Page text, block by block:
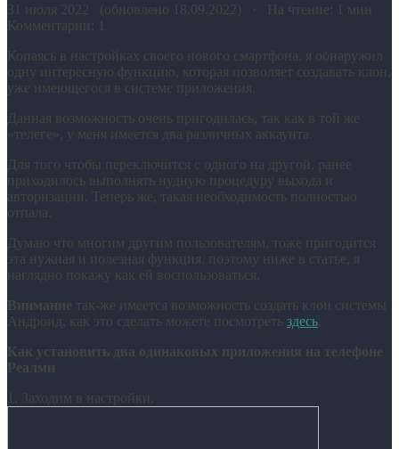
31 июля 2022 (обновлено 18.09.2022) · На чтение: 1 мин
Комментарии: 1
Копаясь в настройках своего нового смартфона, я обнаружил
одну интересную функцию, которая позволяет создавать клон,
уже имеющегося в системе приложения.
Данная возможность очень пригодилась, так как в той же
«телеге», у меня имеется два различных аккаунта.
Для того чтобы переключится с одного на другой, ранее
приходилось выполнять нудную процедуру выхода и
авторизации. Теперь же, такая необходимость полностью
отпала.
Думаю что многим другим пользователям, тоже пригодится
эта нужная и полезная функция, поэтому ниже в статье, я
наглядно покажу как ей воспользоваться.
Внимание так-же имеется возможность создать клон системы
Андроид, как это сделать можете посмотреть здесь
Как установить два одинаковых приложения на телефоне
Реалми
1. Заходим в настройки.